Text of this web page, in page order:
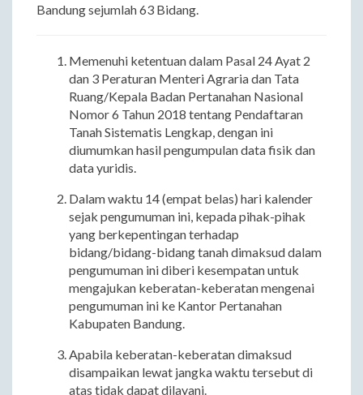
Bandung sejumlah 63 Bidang.
Memenuhi ketentuan dalam Pasal 24 Ayat 2
dan 3 Peraturan Menteri Agraria dan Tata
Ruang/Kepala Badan Pertanahan Nasional
Nomor 6 Tahun 2018 tentang Pendaftaran
Tanah Sistematis Lengkap, dengan ini
diumumkan hasil pengumpulan data fisik dan
data yuridis.
Dalam waktu 14 (empat belas) hari kalender
sejak pengumuman ini, kepada pihak-pihak
yang berkepentingan terhadap
bidang/bidang-bidang tanah dimaksud dalam
pengumuman ini diberi kesempatan untuk
mengajukan keberatan-keberatan mengenai
pengumuman ini ke Kantor Pertanahan
Kabupaten Bandung.
Apabila keberatan-keberatan dimaksud
disampaikan lewat jangka waktu tersebut di
atas tidak dapat dilayani.